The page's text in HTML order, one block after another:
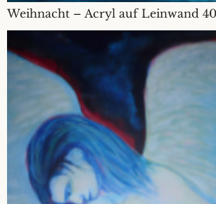
Weihnacht – Acryl auf Leinwand